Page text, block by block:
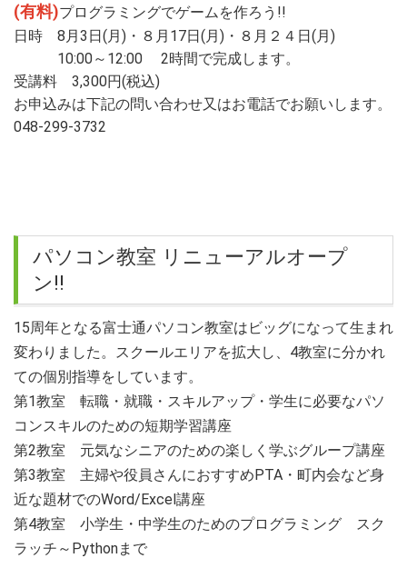
(有料)プログラミングでゲームを作ろう!!
日時 8月3日(月)・８月17日(月)・８月２４日(月)
10:00～12:00 2時間で完成します。
受講料 3,300円(税込)
お申込みは下記の問い合わせ又はお電話でお願いします。
048-299-3732
パソコン教室 リニューアルオープ
ン!!
15周年となる富士通パソコン教室はビッグになって生まれ
変わりました。スクールエリアを拡大し、4教室に分かれ
ての個別指導をしています。
第1教室 転職・就職・スキルアップ・学生に必要なパソ
コンスキルのための短期学習講座
第2教室 元気なシニアのための楽しく学ぶグループ講座
第3教室 主婦や役員さんにおすすめPTA・町内会など身
近な題材でのWord/Excel講座
第4教室 小学生・中学生のためのプログラミング スク
ラッチ～Pythonまで